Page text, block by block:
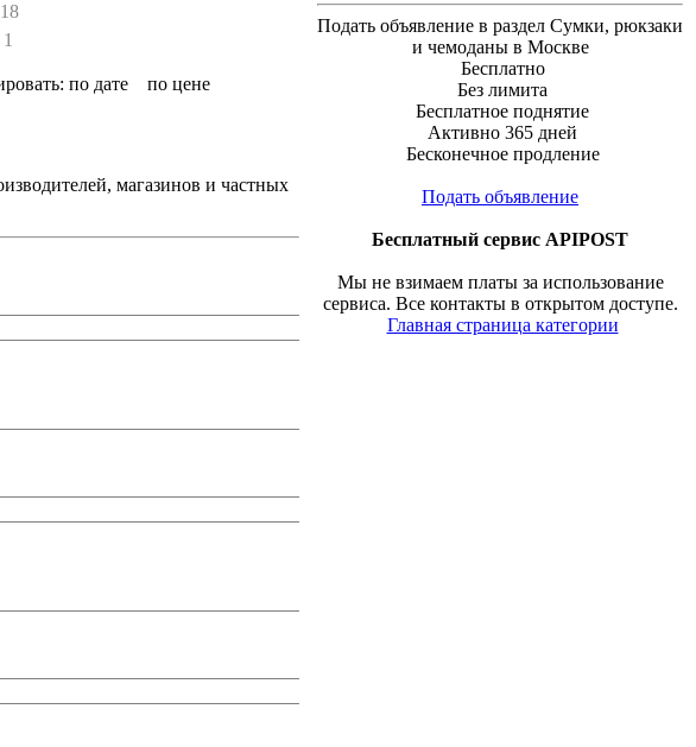
по дате по цене
магазинов и частных
Подать объявление в раздел Сумки, рюкзаки
и чемоданы в Москве
Бесплатно
Без лимита
Бесплатное поднятие
Активно 365 дней
Бесконечное продление
Подать объявление
Бесплатный сервис APIPOST
Мы не взимаем платы за использование
сервиса. Все контакты в открытом доступе.
Главная страница категории